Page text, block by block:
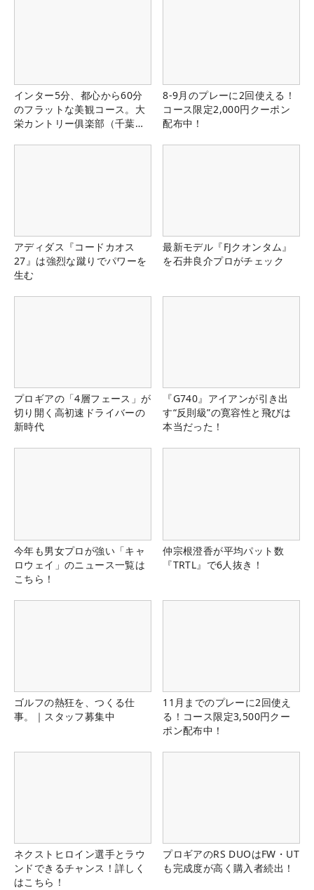
インター5分、都心から60分
のフラットな美観コース。大
栄カントリー俱楽部（千葉
8-9月のプレーに2回使える！
コース限定2,000円クーポン
配布中！
アディダス『コードカオス
27』は強烈な蹴りでパワーを
生む
最新モデル『FJクオンタム』
を石井良介プロがチェック
プロギアの「4層フェース」が
切り開く高初速ドライバーの
新時代
『G740』アイアンが引き出
す“反則級”の寛容性と飛びは
本当だった！
今年も男女プロが強い「キャ
ロウェイ」のニュース一覧は
こちら！
仲宗根澄香が平均パット数
『TRTL』で6人抜き！
ゴルフの熱狂を、つくる仕
事。｜スタッフ募集中
11月までのプレーに2回使え
る！コース限定3,500円クー
ポン配布中！
ネクストヒロイン選手とラウ
ンドできるチャンス！詳しく
はこちら！
プロギアのRS DUOはFW・UT
も完成度が高く購入者続出！